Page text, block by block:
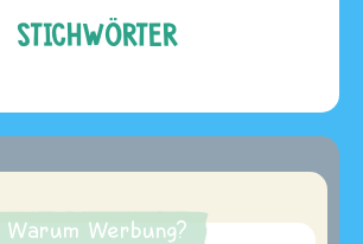
STICHWÖRTER
Warum Werbung?